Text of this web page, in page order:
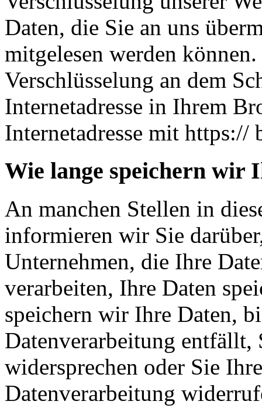
Daten, die Sie an uns
mitgelesen werden
Verschlüsselung an dem
Internetadresse in Ihrem
Internetadresse mit
Wie lange speichern wir
An manchen Stellen in
informieren wir Sie
Unternehmen, die Ihre
verarbeiten, Ihre Daten
speichern wir Ihre Daten,
Datenverarbeitung entfällt,
widersprechen oder Sie
Datenverarbeitung